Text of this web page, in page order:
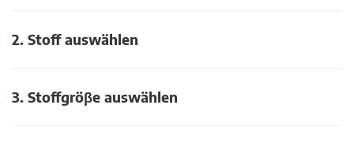
2. Stoff auswählen
3. Stoffgröβe auswählen